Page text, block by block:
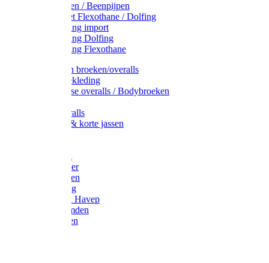
Plukmouwen / Beenpijpen
Reparatieset Flexothane / Dolfing
Regenkleding import
Regenkleding Dolfing
Regenkleding Flexothane
Toebehoren broeken/overalls
Signalisatiekleding
Amerikaanse overalls / Bodybroeken
Kinderoveralls
Stofjassen & korte jassen
Bodywarmer
Werkbroeken
Zaagkleding
Werkjassen Havep
Thermohemden
Overhemden